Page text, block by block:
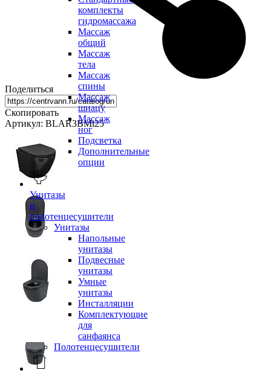
комплекты
гидромассажа
Массаж
общий
Массаж
тела
Массаж
спины
Массаж
шиацу
Массаж
ног
Подсветка
Дополнительные
опции
Унитазы
и
полотенцесушители
Унитазы
Напольные
унитазы
Подвесные
унитазы
Умные
унитазы
Инсталляции
Комплектующие
для
санфаянса
Полотенцесушители
Поделиться
Скопировать
Артикул: BLAR3BMi25